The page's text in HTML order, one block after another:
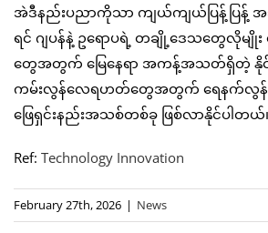
အဲဒီနည်းပညာကိုသာ ကျယ်ကျယ်ပြန့်ပြန့်
ရင် ဂျပန်နဲ့ ဥရောပရဲ့ တချို့ဒေသတွေလိုမ
တွေအတွက် မြေနေရာ အကန့်အသတ်ရှိတဲ့ နို
ကမ်းလွန်လေရဟတ်တွေအတွက် ရေနက်လွန်
ဖြေရှင်းနည်းအသစ်တစ်ခု ဖြစ်လာနိုင်ပါတယ်
Ref: Technology Innovation
February 27th, 2026 | News